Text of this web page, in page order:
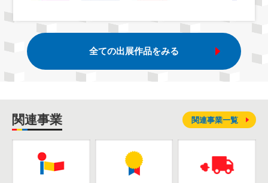
全ての出展作品をみる
関連事業 関連事業一覧